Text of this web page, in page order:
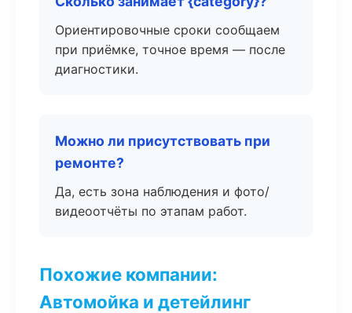
Ориентировочные сроки сообщаем
при приёмке, точное время — после
диагностики.
Можно ли присутствовать при
ремонте?
Да, есть зона наблюдения и фото/
видеоотчёты по этапам работ.
Похожие компании:
Автомойка и детейлинг